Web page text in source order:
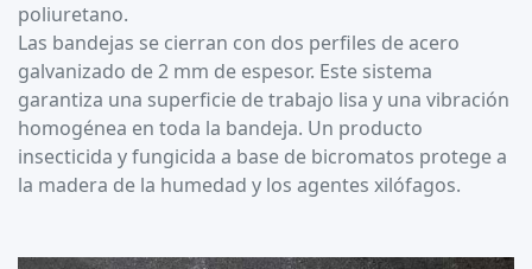
poliuretano.
Las bandejas se cierran con dos perfiles de acero
galvanizado de 2 mm de espesor. Este sistema
garantiza una superficie de trabajo lisa y una vibración
homogénea en toda la bandeja. Un producto
insecticida y fungicida a base de bicromatos protege a
la madera de la humedad y los agentes xilófagos.